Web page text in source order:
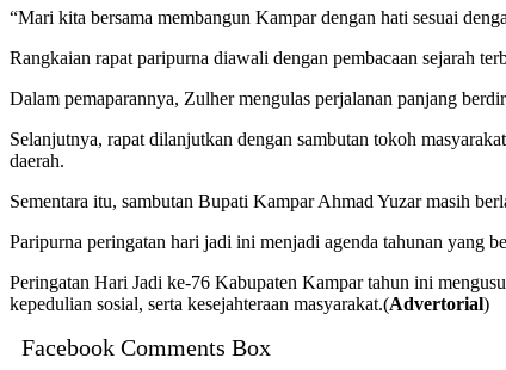
“Mari kita bersama membangun Kampar dengan hati sesuai
Rangkaian rapat paripurna diawali dengan pembacaan sejarah
Dalam pemaparannya, Zulher mengulas perjalanan panjang
Selanjutnya, rapat dilanjutkan dengan sambutan tokoh
daerah.
Sementara itu, sambutan Bupati Kampar Ahmad Yuzar masih
Paripurna peringatan hari jadi ini menjadi agenda tahunan yang
Peringatan Hari Jadi ke-76 Kabupaten Kampar tahun ini
kepedulian sosial, serta kesejahteraan masyarakat.(Advertorial)
Facebook Comments Box